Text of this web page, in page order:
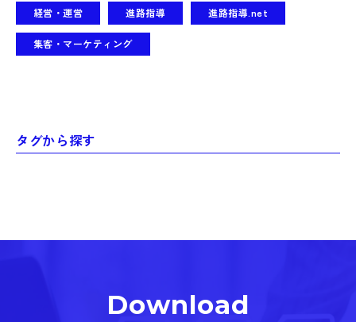
経営・運営 進路指導 進路指導.net
集客・マーケティング
タグから探す
Download